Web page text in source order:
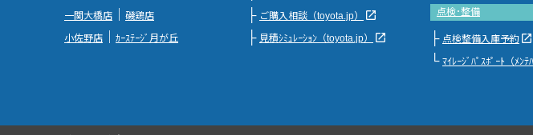
一関大橋店
磯鶏店
小佐野店
ｶｰｽﾃｰｼﾞ月が丘
├ ご購入相談（toyota.jp） launch
├ 見積ｼﾐｭﾚｰｼｮﾝ（toyota.jp） launch
点検･整備
├ 点検整備入庫予約 launch
└ ﾏｲﾚｰｼﾞﾊﾟｽﾎﾟｰﾄ（ﾒﾝﾃﾊ